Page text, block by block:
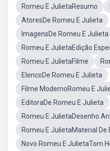
Romeu E JulietaResumo
AtoresDe Romeu E Julieta
ImagensDe Romeu E Julieta
Romeu E JulietaEdição
Romeu E JulietaFilme
ElencoDe Romeu E Julieta
Filme ModernoRomeu E
EditoraDe Romeu E Julieta
Romeu E JulietaDesenho
Romeu E JulietaMaterial De
Novo Romeu E JulietaTom